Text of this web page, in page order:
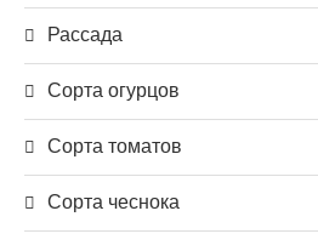
Рассада
Сорта огурцов
Сорта томатов
Сорта чеснока